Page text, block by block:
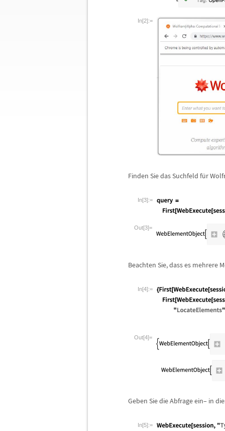
In[2]:=
Finden Sie das Suchfeld für
In[3]:=
Out[3]=
Beachten Sie, dass es mehrere M
In[4]:=
Out[4]=
Geben Sie die Abfrage ein– in
In[5]:=